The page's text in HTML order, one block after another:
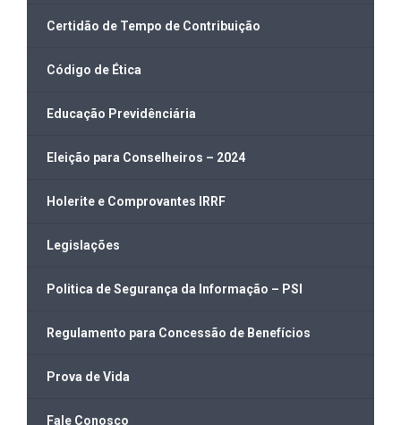
Certidão de Tempo de Contribuição
Código de Ética
Educação Previdênciária
Eleição para Conselheiros – 2024
Holerite e Comprovantes IRRF
Legislações
Politica de Segurança da Informação – PSI
Regulamento para Concessão de Benefícios
Prova de Vida
Fale Conosco